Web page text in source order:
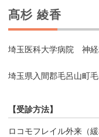
髙杉 綾香
埼玉医科大学病院 神
埼玉県入間郡毛呂山町
【受診方法】
ロコモフレイル外来（